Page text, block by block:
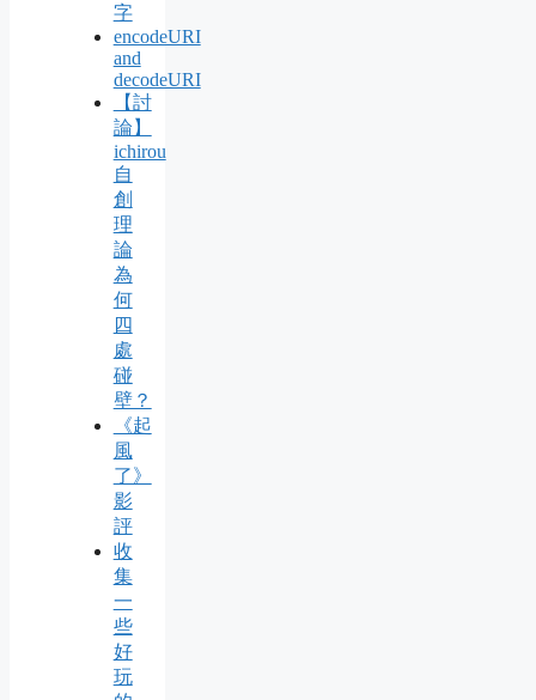
字
encodeURI
and
decodeURI
【討
論】
ichirou
自
創
理
論
為
何
四
處
碰
壁？
《起
風
了》
影
評
收
集
一
些
好
玩